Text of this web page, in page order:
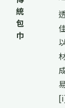
統
包
巾